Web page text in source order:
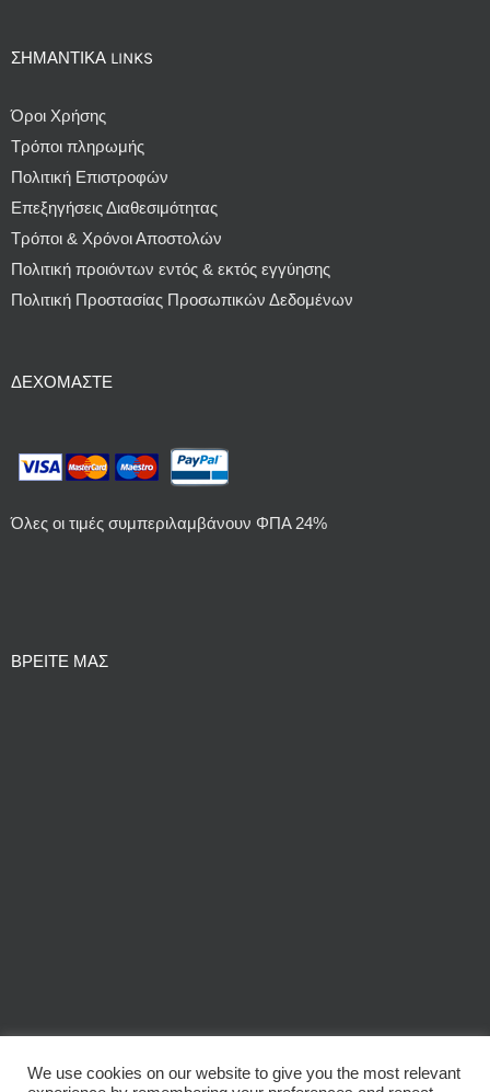
ΣΗΜΑΝΤΙΚΆ LINKS
Όροι Χρήσης
Τρόποι πληρωμής
Πολιτική Επιστροφών
Επεξηγήσεις Διαθεσιμότητας
Τρόποι & Χρόνοι Αποστολών
Πολιτική προιόντων εντός & εκτός εγγύησης
Πολιτική Προστασίας Προσωπικών Δεδομένων
ΔΕΧΌΜΑΣΤΕ
Όλες οι τιμές συμπεριλαμβάνουν ΦΠΑ 24%
ΒΡΕΙΤΕ ΜΑΣ
We use cookies on our website to give you the most relevant